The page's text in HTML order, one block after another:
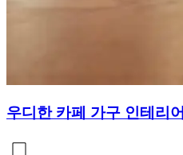
우디한 카페 가구 인테리어